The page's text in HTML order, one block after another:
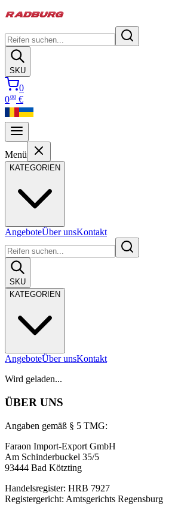
SKU
0
000 €
Menü
KATEGORIEN
AngeboteÜber unsKontakt
SKU
KATEGORIEN
AngeboteÜber unsKontakt
Wird geladen...
ÜBER UNS
Angaben gemäß § 5 TMG:
Faraon Import-Export GmbH
Am Schinderbuckel 35/5
93444 Bad Kötzting
Handelsregister: HRB 7927
Registergericht: Amtsgerichts Regensburg